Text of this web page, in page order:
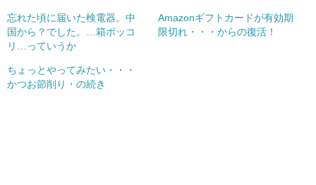
忘れた頃に届いた検電器。中
国から？でした。…箱ボッコ
リ…っていうか
Amazonギフトカードが有効期
限切れ・・・からの復活！
ちょっとやってみたい・・・
かつお節削り・の続き